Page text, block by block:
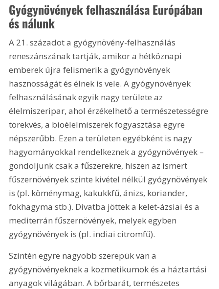
Gyógynövények felhasználása Európában
és nálunk
A 21. századot a gyógynövény-felhasználás
reneszánszának tartják, amikor a hétköznapi
emberek újra felismerik a gyógynövények
hasznosságát és élnek is vele. A gyógynövények
felhasználásának egyik nagy területe az
élelmiszeripar, ahol érzékelhető a természetességre
törekvés, a bioélelmiszerek fogyasztása egyre
népszerűbb. Ezen a területen egyébként is nagy
hagyományokkal rendelkeznek a gyógynövények –
gondoljunk csak a fűszerekre, hiszen az ismert
fűszernövények szinte kivétel nélkül gyógynövények
is (pl. köménymag, kakukkfű, ánizs, koriander,
fokhagyma stb.). Divatba jöttek a kelet-ázsiai és a
mediterrán fűszernövények, melyek egyben
gyógynövények is (pl. indiai citromfű).
Szintén egyre nagyobb szerepük van a
gyógynövényeknek a kozmetikumok és a háztartási
anyagok világában. A bőrbarát, természetes